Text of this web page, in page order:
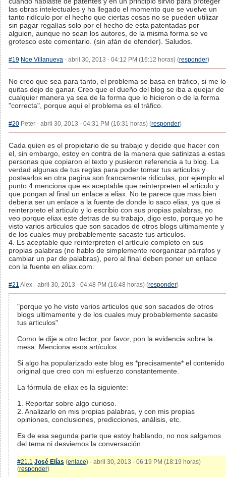
las obras intelectuales y ha llegado el momento que se vuelve un
tanto ridículo por el hecho que ciertas cosas no se pueden utilizar
sin pagar regalías solo por el hecho de esta patentadas por
alguien, aunque no sean los autores, de la misma forma se ve
grotesco este comentario. (sin afán de ofender). Saludos.
#19 Noe Villanueva - abril 30, 2013 - 04:12 PM (16:12 horas) (responder)
No creo que sea para tanto, el problema se basa en tráfico, si me lo
quitas dejo de ganar. Creo que el dueño del blog se iba a quejar de
cualquier manera ya sea de la forma que lo hicieron o de la forma
"correcta", porque aqui el problema es el tráfico.
#20 Peter - abril 30, 2013 - 04:31 PM (16:31 horas) (responder)
Cada quien es el propietario de su trabajo y decide que hacer con
el, sin embargo, estoy en contra de la manera que satinizas a estas
personas que copiaron el texto y pusieron referencia a tu blog. La
verdad algunas de tus reglas para poder tomar tus articulos y
postearlos en otra pagina son francamente ridiculas, por ejemplo el
punto 4 menciona que es aceptable que reinterpreten el articulo y
que pongan al final un enlace a eliax. No te parece que mas bien
deberia ser un enlace a la fuente de donde lo saco eliax, ya que si
reinterpreto el articulo y lo escribio con sus propias palabras, no
veo porque eliax este detras de su trabajo, digo esto, porque yo he
visto varios articulos que son sacados de otros blogs ultimamente y
de los cuales muy probablemente sacaste tus articulos.
4. Es aceptable que reinterpreten el artículo completo en sus
propias palabras (no hablo de simplemente reorganizar párrafos y
cambiar un par de palabras), pero al final deben poner un enlace
con la fuente en eliax.com.
#21 Alex - abril 30, 2013 - 04:48 PM (16:48 horas) (responder)
"porque yo he visto varios articulos que son sacados de otros
blogs ultimamente y de los cuales muy probablemente sacaste
tus articulos"
Como le dije a otro lector, por favor, pon la evidencia sobre la
mesa. Menciona esos artículos.
Si algo ha popularizado este blog es *precisamente* el contenido
original que creo con mi esfuerzo constantemente.
La fórmula de eliax es la siguiente:
1. Reportar sobre algo curioso.
2. Analizarlo en mis propias palabras, y con mis propias
opiniones, conclusiones, predicciones, análisis, etc.
Es de esa segunda parte que estoy hablando, no nos salgamos
del tema ni desviemos la conversación.
#21.1 José Elías (enlace) - abril 30, 2013 - 06:19 PM (18:19 horas)
(responder)